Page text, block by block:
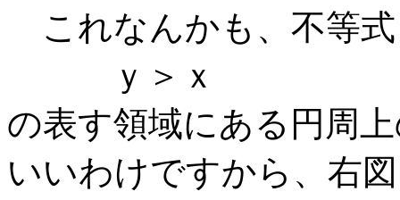
これなんかも、不等式
ｙ＞ｘ
の表す領域にある円周
いいわけですから、右